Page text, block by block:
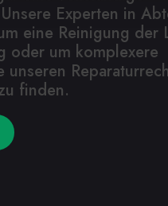
Experten in
eine Reinigung der
oder um komplexere
finden.